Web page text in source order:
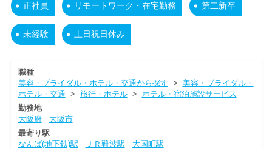
正社員 リモートワーク・在宅勤務 第二新卒
未経験 土日祝日休み
職種
美容・ブライダル・ホテル・交通から探す > 美容・ブライダル・
ホテル・交通 > 旅行・ホテル> ホテル・宿泊施設サービス
勤務地
大阪府
大阪市
最寄り駅
なんば(地下鉄)駅
ＪＲ難波駅
大国町駅